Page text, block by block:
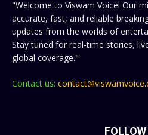
"Welcome to Viswam Voice! Our
accurate, fast, and reliable
updates from the worlds of
Stay tuned for real-time stories,
global coverage."
Contact us: